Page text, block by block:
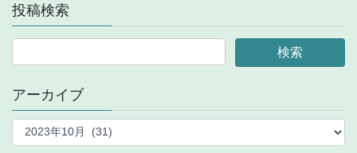
投稿検索
アーカイブ
ア